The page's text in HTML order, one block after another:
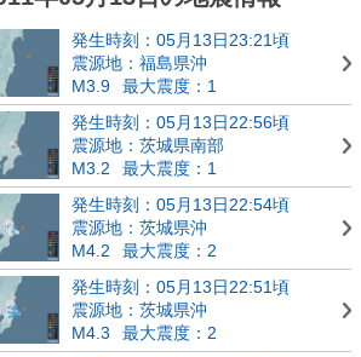
発生時刻：05月13日23:21頃
震源地：福島県沖
M3.9
最大震度：1
発生時刻：05月13日22:56頃
震源地：茨城県南部
M3.2
最大震度：1
発生時刻：05月13日22:54頃
震源地：茨城県沖
M4.2
最大震度：2
発生時刻：05月13日22:51頃
震源地：茨城県沖
M4.3
最大震度：2